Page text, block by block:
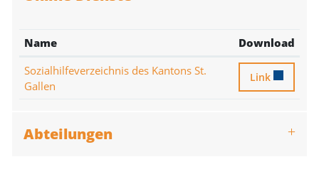
Name
Download
Sozialhilfeverzeichnis des Kantons St.
Gallen
Link
Abteilungen